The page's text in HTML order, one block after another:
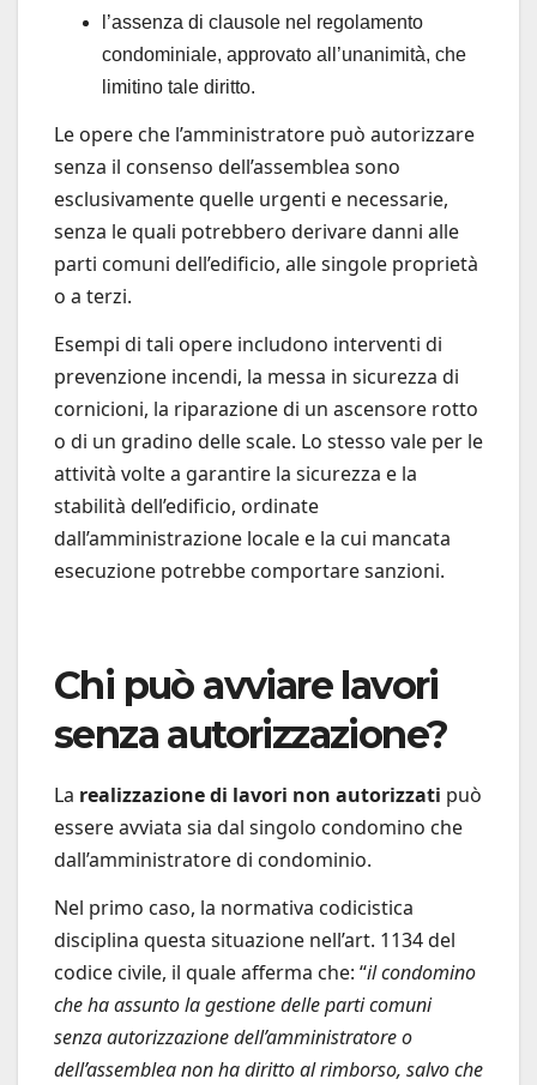
l’assenza di clausole nel regolamento
condominiale, approvato all’unanimità, che
limitino tale diritto.
Le opere che l’amministratore può autorizzare
senza il consenso dell’assemblea sono
esclusivamente quelle urgenti e necessarie,
senza le quali potrebbero derivare danni alle
parti comuni dell’edificio, alle singole proprietà
o a terzi.
Esempi di tali opere includono interventi di
prevenzione incendi, la messa in sicurezza di
cornicioni, la riparazione di un ascensore rotto
o di un gradino delle scale. Lo stesso vale per le
attività volte a garantire la sicurezza e la
stabilità dell’edificio, ordinate
dall’amministrazione locale e la cui mancata
esecuzione potrebbe comportare sanzioni.
Chi può avviare lavori
senza autorizzazione?
La realizzazione di lavori non autorizzati può
essere avviata sia dal singolo condomino che
dall’amministratore di condominio.
Nel primo caso, la normativa codicistica
disciplina questa situazione nell’art. 1134 del
codice civile, il quale afferma che: “il condomino
che ha assunto la gestione delle parti comuni
senza autorizzazione dell’amministratore o
dell’assemblea non ha diritto al rimborso, salvo che